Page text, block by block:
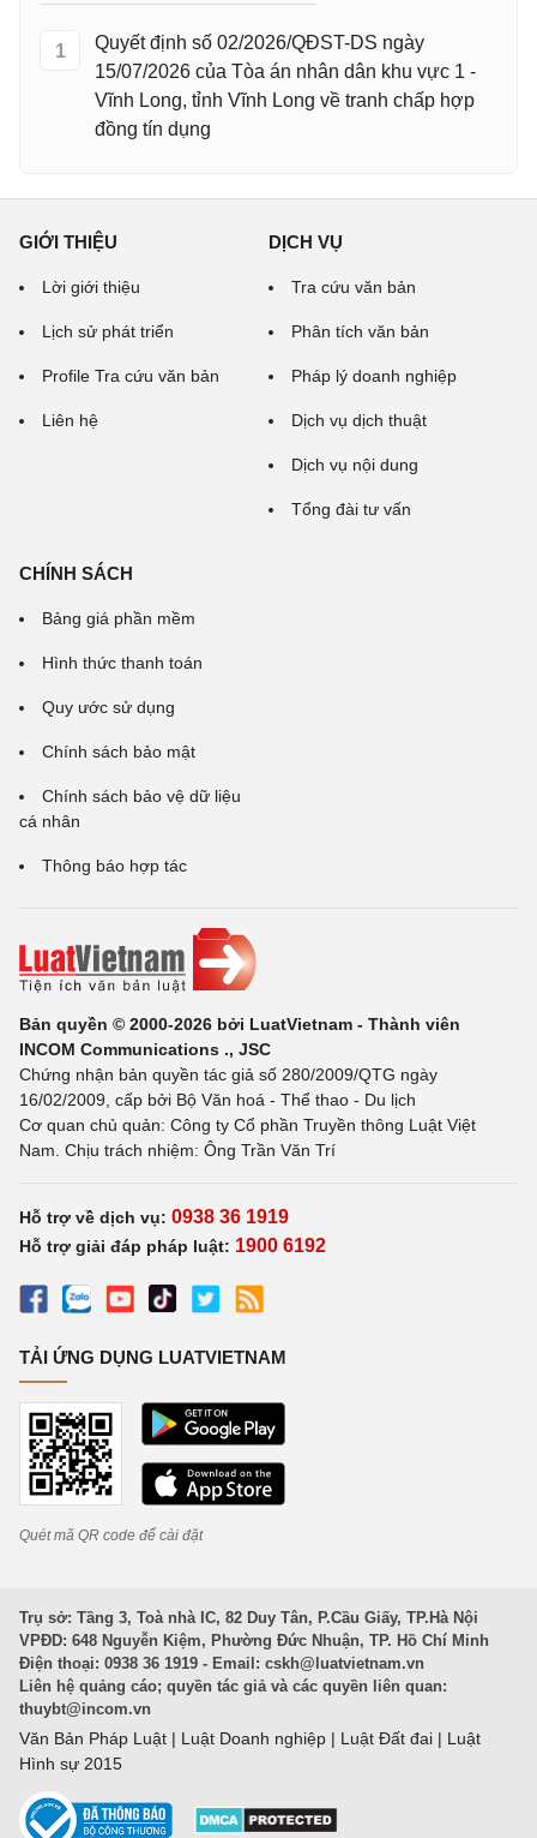
1
Quyết định số 02/2026/QĐST-DS ngày
15/07/2026 của Tòa án nhân dân khu vực 1 -
Vĩnh Long, tỉnh Vĩnh Long về tranh chấp hợp
đồng tín dụng
GIỚI THIỆU
Lời giới thiệu
Lịch sử phát triển
Profile Tra cứu văn bản
Liên hệ
DỊCH VỤ
Tra cứu văn bản
Phân tích văn bản
Pháp lý doanh nghiệp
Dịch vụ dịch thuật
Dịch vụ nội dung
Tổng đài tư vấn
CHÍNH SÁCH
Bảng giá phần mềm
Hình thức thanh toán
Quy ước sử dụng
Chính sách bảo mật
Chính sách bảo vệ dữ liệu
cá nhân
Thông báo hợp tác
Bản quyền © 2000-2026 bởi LuatVietnam - Thành viên
INCOM Communications ., JSC
Chứng nhận bản quyền tác giả số 280/2009/QTG ngày
16/02/2009, cấp bởi Bộ Văn hoá - Thể thao - Du lịch
Cơ quan chủ quản: Công ty Cổ phần Truyền thông Luật Việt
Nam. Chịu trách nhiệm: Ông Trần Văn Trí
Hỗ trợ về dịch vụ: 0938 36 1919
Hỗ trợ giải đáp pháp luật: 1900 6192
TẢI ỨNG DỤNG LUATVIETNAM
Quét mã QR code để cài đặt
Trụ sở: Tầng 3, Toà nhà IC, 82 Duy Tân, P.Cầu Giấy, TP.Hà Nội
VPĐD: 648 Nguyễn Kiệm, Phường Đức Nhuận, TP. Hồ Chí Minh
Điện thoại: 0938 36 1919 - Email: cskh@luatvietnam.vn
Liên hệ quảng cáo; quyền tác giả và các quyền liên quan:
thuybt@incom.vn
Văn Bản Pháp Luật | Luật Doanh nghiệp | Luật Đất đai | Luật
Hình sự 2015